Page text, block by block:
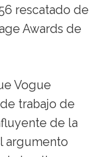
rescatado de
Awards de
Vogue
trabajo de
de la
argumento